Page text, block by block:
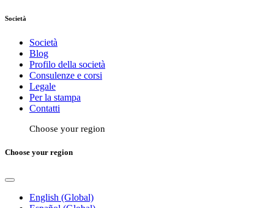
Società
Società
Blog
Profilo della società
Consulenze e corsi
Legale
Per la stampa
Contatti
Choose your region
Choose your region
English (Global)